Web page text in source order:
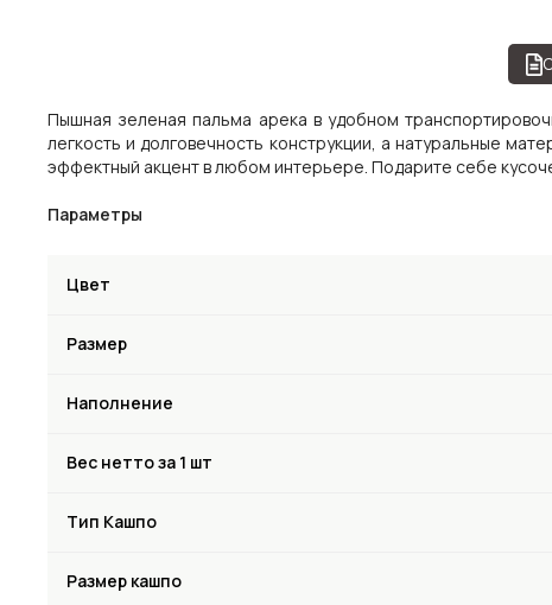
Пышная зеленая пальма арека в удобном
легкость и долговечность конструкции, а натуральные
эффектный акцент в любом интерьере. Подарите себе
Параметры
Цвет
Размер
Наполнение
Вес нетто за 1 шт
Тип Кашпо
Размер кашпо